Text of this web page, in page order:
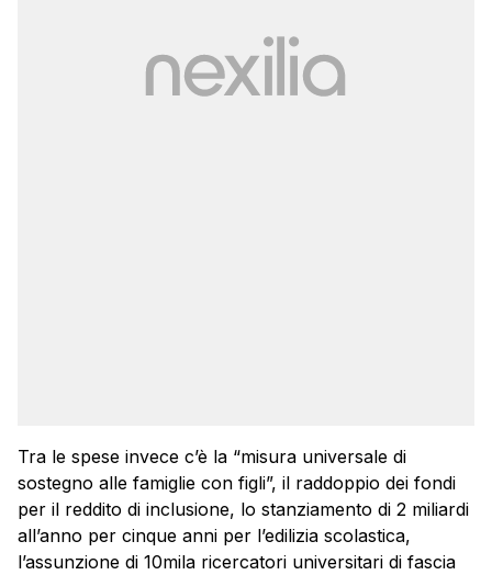
Tra le spese invece c’è la “misura universale di
sostegno alle famiglie con figli”, il raddoppio dei fondi
per il reddito di inclusione, lo stanziamento di 2 miliardi
all’anno per cinque anni per l’edilizia scolastica,
l’assunzione di 10mila ricercatori universitari di fascia